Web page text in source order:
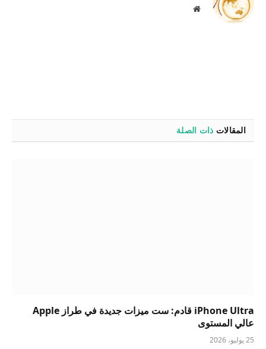
موقع
المقالات ذات الصلة
iPhone Ultra قادم: ست ميزات جديدة في طراز Apple
عالي المستوى
25 يوليو، 2026